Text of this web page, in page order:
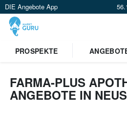
DIE Angebote App
PROSPEKTE
FARMA-PLUS
ANGEBOTE IN